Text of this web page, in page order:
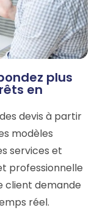
plus
en
devis à partir
modèles
services et
professionnelle
client demande
réel.